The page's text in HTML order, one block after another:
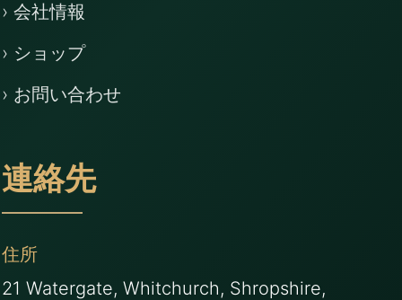
› 会社情報
› ショップ
› お問い合わせ
連絡先
住所
21 Watergate, Whitchurch, Shropshire,